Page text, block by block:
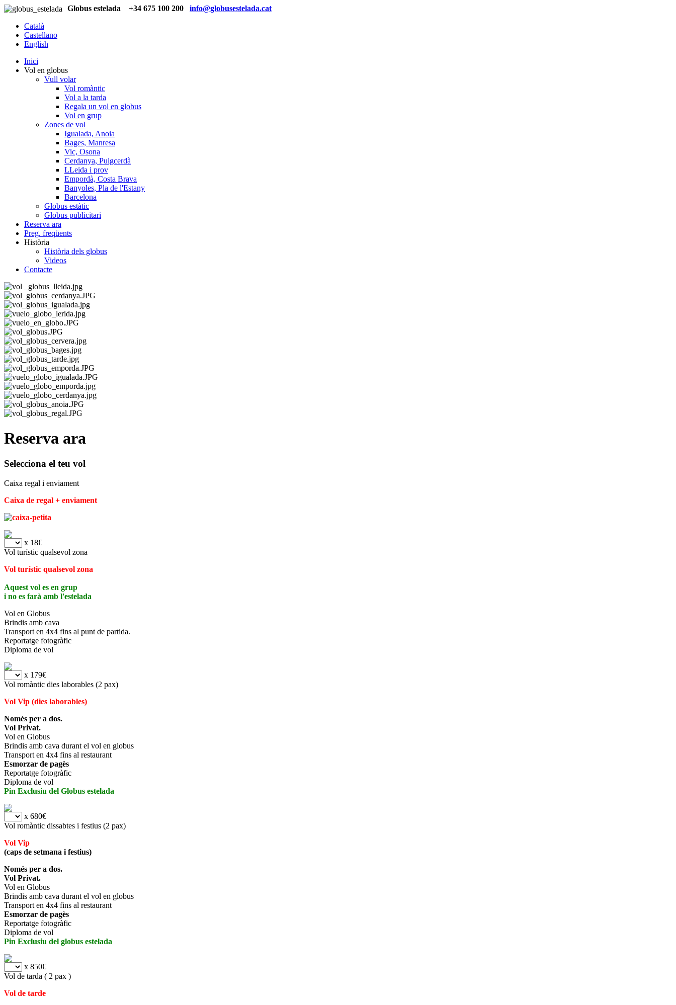
Globus estelada +34 675 100 200 info@globusestelada.cat
Català
Castellano
English
Inici
Vol en globus
Vull volar
Vol romàntic
Vol a la tarda
Regala un vol en globus
Vol en grup
Zones de vol
Igualada, Anoia
Bages, Manresa
Vic, Osona
Cerdanya, Puigcerdà
LLeida i prov
Empordà, Costa Brava
Banyoles, Pla de l'Estany
Barcelona
Globus estàtic
Globus publicitari
Reserva ara
Preg. freqüents
Història
Història dels globus
Videos
Contacte
Reserva ara
Selecciona el teu vol
Caixa regal i enviament
Caixa de regal + enviament
x 18€
Vol turístic qualsevol zona
Vol turístic qualsevol zona
Aquest vol es en grup
i no es farà amb l'estelada
Vol en Globus
Brindis amb cava
Transport en 4x4 fins al punt de partida.
Reportatge fotogràfic
Diploma de vol
x 179€
Vol romàntic dies laborables (2 pax)
Vol Vip (dies laborables)
Només per a dos.
Vol Privat.
Vol en Globus
Brindis amb cava durant el vol en globus
Transport en 4x4 fins al restaurant
Esmorzar de pagès
Reportatge fotogràfic
Diploma de vol
Pin Exclusiu del Globus estelada
x 680€
Vol romàntic dissabtes i festius (2 pax)
Vol Vip
(caps de setmana i festius)
Només per a dos.
Vol Privat.
Vol en Globus
Brindis amb cava durant el vol en globus
Transport en 4x4 fins al restaurant
Esmorzar de pagès
Reportatge fotogràfic
Diploma de vol
Pin Exclusiu del globus estelada
x 850€
Vol de tarda ( 2 pax )
Vol de tarde